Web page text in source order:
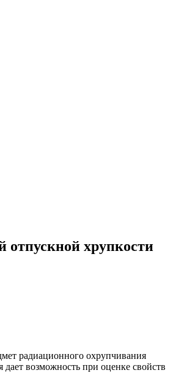
отпускной хрупкости
радиационного охрупчивания
возможность при оценке свойств